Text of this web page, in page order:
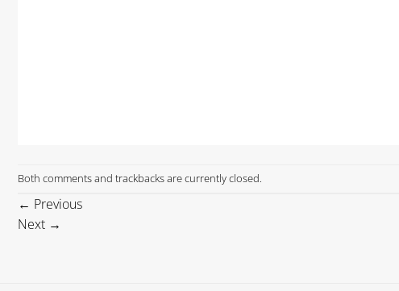
Both comments and trackbacks are currently closed.
← Previous
Next →